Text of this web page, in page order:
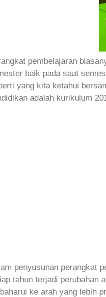
pembelajaran
baik pada saat
yang kita ketahui
adalah kurikulum
penyusunan perangkat
tahun terjadi perubahan
ke arah yang lebih